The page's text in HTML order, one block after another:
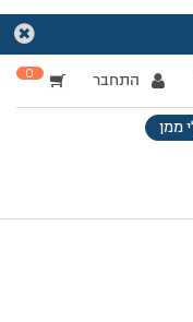
התחבר 0
ממן